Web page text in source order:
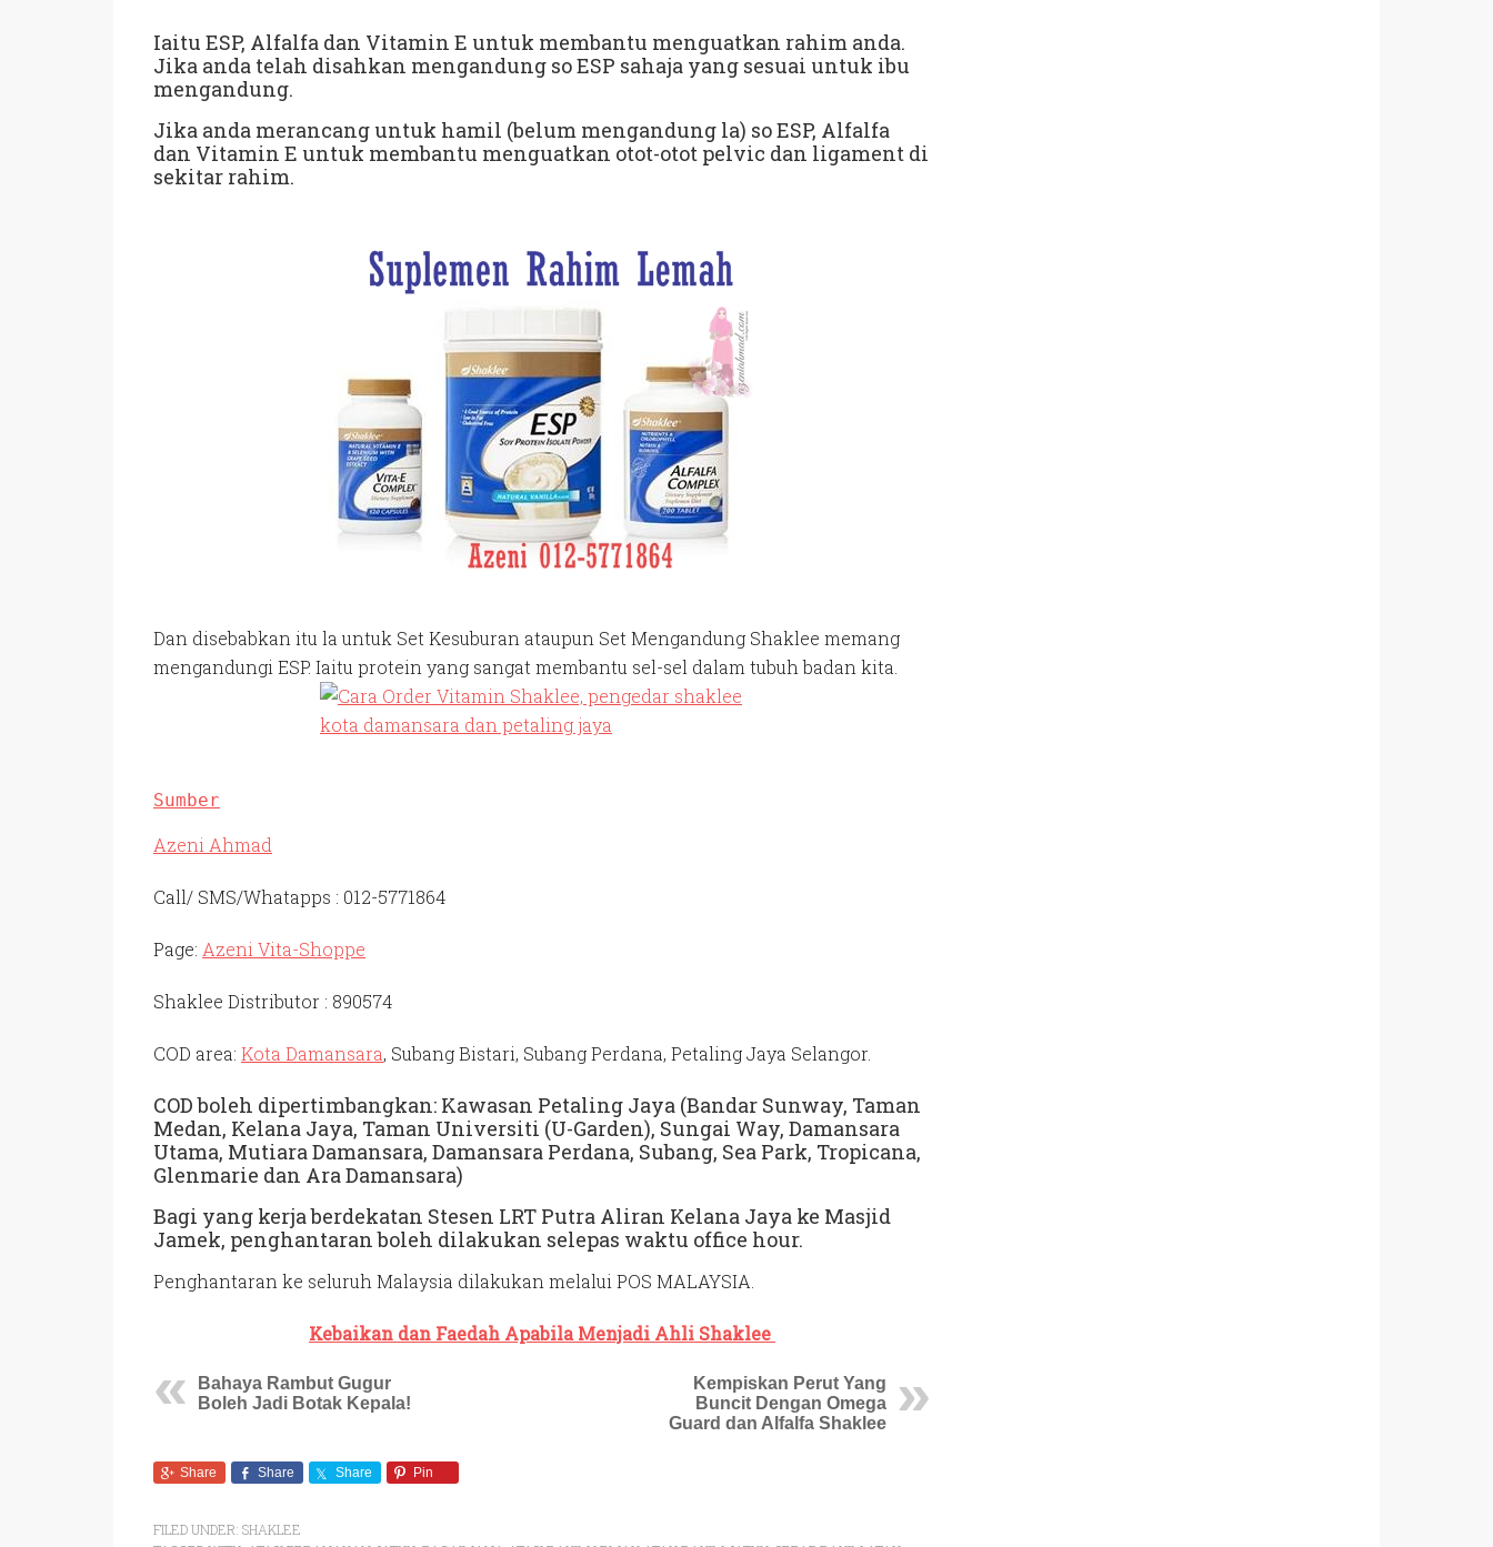
Iaitu ESP, Alfalfa dan Vitamin E untuk membantu menguatkan rahim anda.
Jika anda telah disahkan mengandung so ESP sahaja yang sesuai untuk ibu
mengandung.
Jika anda merancang untuk hamil (belum mengandung la) so ESP, Alfalfa
dan Vitamin E untuk membantu menguatkan otot-otot pelvic dan ligament di
sekitar rahim.
Dan disebabkan itu la untuk Set Kesuburan ataupun Set Mengandung Shaklee memang
mengandungi ESP. Iaitu protein yang sangat membantu sel-sel dalam tubuh badan kita.
Sumber
Azeni Ahmad
Call/ SMS/Whatapps : 012-5771864
Page: Azeni Vita-Shoppe
Shaklee Distributor : 890574
COD area: Kota Damansara, Subang Bistari, Subang Perdana, Petaling Jaya Selangor.
COD boleh dipertimbangkan: Kawasan Petaling Jaya (Bandar Sunway, Taman
Medan, Kelana Jaya, Taman Universiti (U-Garden), Sungai Way, Damansara
Utama, Mutiara Damansara, Damansara Perdana, Subang, Sea Park, Tropicana,
Glenmarie dan Ara Damansara)
Bagi yang kerja berdekatan Stesen LRT Putra Aliran Kelana Jaya ke Masjid
Jamek, penghantaran boleh dilakukan selepas waktu office hour.
Penghantaran ke seluruh Malaysia dilakukan melalui POS MALAYSIA.
Kebaikan dan Faedah Apabila Menjadi Ahli Shaklee
Bahaya Rambut Gugur
Boleh Jadi Botak Kepala!
Kempiskan Perut Yang
Buncit Dengan Omega
Guard dan Alfalfa Shaklee
Share Share Share Pin
FILED UNDER: SHAKLEE